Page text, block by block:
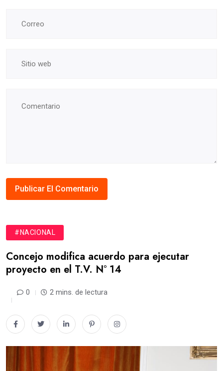
#NACIONAL
Concejo modifica acuerdo para ejecutar
proyecto en el T.V. N° 14
0 2 mins. de lectura